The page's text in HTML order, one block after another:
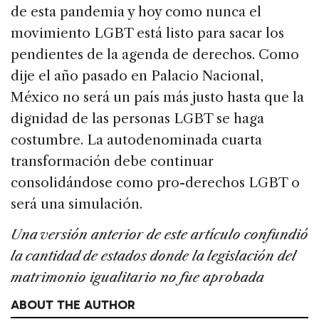
de esta pandemia y hoy como nunca el
movimiento LGBT está listo para sacar los
pendientes de la agenda de derechos. Como
dije el año pasado en Palacio Nacional,
México no será un país más justo hasta que la
dignidad de las personas LGBT se haga
costumbre. La autodenominada cuarta
transformación debe continuar
consolidándose como pro-derechos LGBT o
será una simulación.
Una versión anterior de este artículo confundió
la cantidad de estados donde la legislación del
matrimonio igualitario no fue aprobada
ABOUT THE AUTHOR